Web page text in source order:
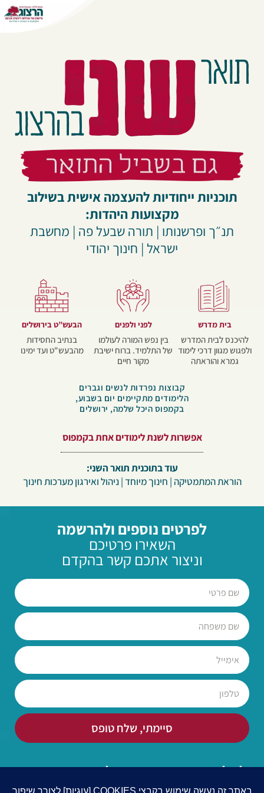
תוכניות ייחודיות להעצמה אישית בשילוב
מקצועות היהדות:
תנ״ך ופרשנותו | תורה שבעל פה | מחשבת
ישראל | חינוך יהודי
בית מדרש
להיכנס לבית המדרש
ולפגוש מגוון דרכי לימוד
גמרא והוראתה
לפני ולפנים​
בין נפש המורה לעולמו
של התלמיד. ברוח ישיבת
מקור חיים
הבעש”ט בירושלים
בנתיב החסידות
מהבעש"ט ועד ימינו
קבוצות נפרדות לנשים וגברים
הלימודים מתקיימים יום בשבוע,
בקמפוס היכל שלמה, ירושלים
אפשרות לשנת לימודים אחת בקמפוס
עוד בתוכנית תואר השני:
הוראת המתמטיקה | חינוך מיוחד | ניהול ואירגון מערכות חינוך
לפרטים נוספים ולהרשמה
השאירו פרטיכם
וניצור אתכם קשר בהקדם
סיימתי, שלח טופס
או חייגו